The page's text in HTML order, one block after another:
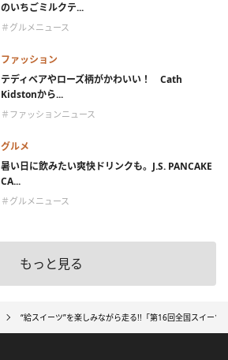
のいちごミルクテ...
＃グルメニュース
ファッション
テディベアやローズ柄がかわいい！ Cath
Kidstonから...
＃ファッションニュース
グルメ
暑い日に飲みたい爽快ドリンクも。J.S. PANCAKE
CA...
＃グルメニュース
もっと見る
“給スイーツ”を楽しみながら走る!!「第16回全国スイーツ